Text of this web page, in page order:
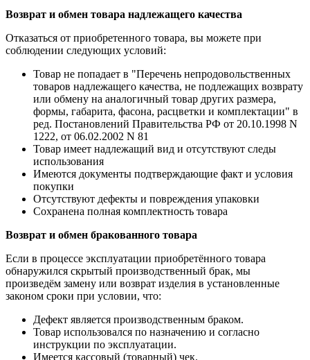
Возврат и обмен товара надлежащего качества
Отказаться от приобретенного товара, вы можете при
соблюдении следующих условий:
Товар не попадает в "Перечень непродовольственных
товаров надлежащего качества, не подлежащих возврату
или обмену на аналогичный товар других размера,
формы, габарита, фасона, расцветки и комплектации" в
ред. Постановлений Правительства РФ от 20.10.1998 N
1222, от 06.02.2002 N 81
Товар имеет надлежащий вид и отсутствуют следы
использования
Имеются документы подтверждающие факт и условия
покупки
Отсутствуют дефекты и повреждения упаковки
Сохранена полная комплектность товара
Возврат и обмен бракованного товара
Если в процессе эксплуатации приобретённого товара
обнаружился скрытый производственный брак, мы
произведём замену или возврат изделия в установленные
законом сроки при условии, что:
Дефект является производственным браком.
Товар использовался по назначению и согласно
инструкции по эксплуатации.
Имеется кассовый (товарный) чек.